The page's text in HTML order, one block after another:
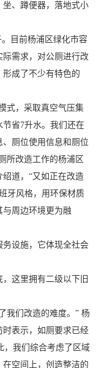
、蹲便器，落地式小
目前杨浦区绿化市容
需求，对公厕进行改
成了不少有特色的
式，采取真空气压集
省7升水。我们还在
厕位使用信息和厕位
所改造工作的杨浦区
道，“又如正在改造
牙风格，用环保材质
周边环境更为融
设施，它体现全社会
这里拥有二级以下旧
我们改造的难度。” 杨
表示，如厕要求已经
，我们综合考虑了区域
空间上，创造整洁的